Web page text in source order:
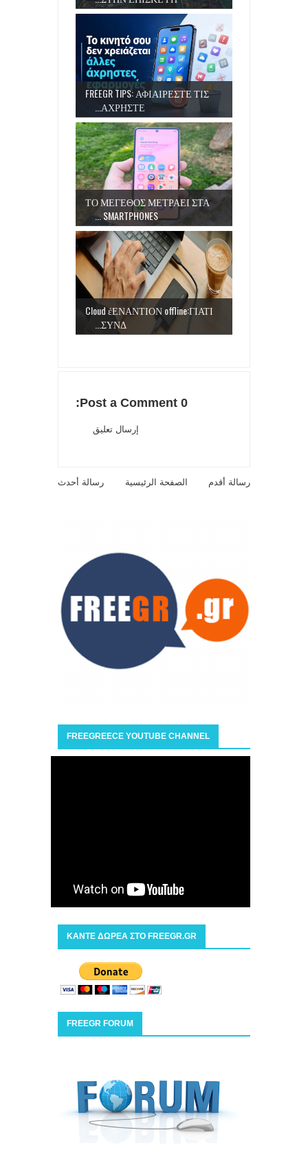
FREEGR TIPS: ΑΦΙΑΙΡΕΣΤΕ ΤΙΣ
ΑΧΡΗΣΤΕ...
ΤΟ ΜΕΓΕΘΟΣ ΜΕΤΡΑΕΙ ΣΤΑ
SMARTPHONES ...
Cloud έΕΝΑΝΤΙΟΝ offline:ΓΙΑΤΙ
ΣΥΝΔ...
0 Post a Comment:
إرسال تعليق
رسالة أحدث رسالة أقدم الصفحة الرئيسية
FREEGREECE YOUTUBE CHANNEL
ΚΑΝΤΕ ΔΩΡΕΑ ΣΤΟ FREEGR.GR
FREEGR FORUM